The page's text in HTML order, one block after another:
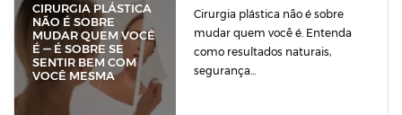
CIRURGIA PLÁSTICA
NÃO É SOBRE
MUDAR QUEM VOCÊ
É — É SOBRE SE
SENTIR BEM COM
VOCÊ MESMA
Cirurgia plástica não é sobre
mudar quem você é. Entenda
como resultados naturais,
segurança...